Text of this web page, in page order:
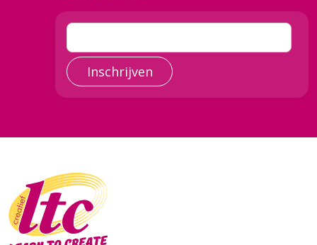
Inschrijven